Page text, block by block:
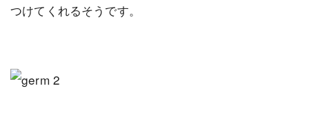
つけてくれるそうです。